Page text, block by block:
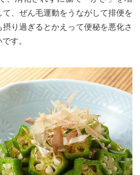
て、ぜん毛運動をうながして排便を
摂り過ぎるとかえって便秘を悪化さ
す。